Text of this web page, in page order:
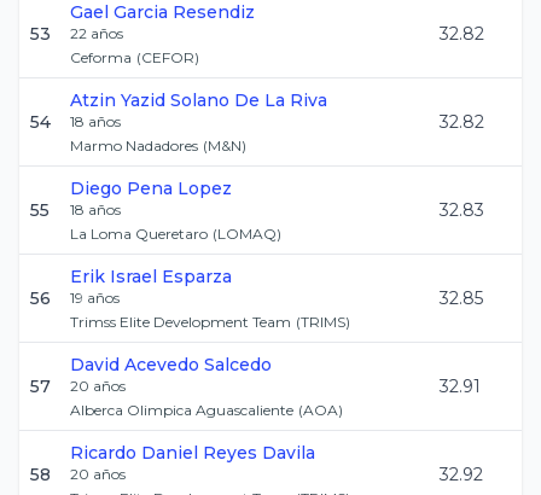
53
Gael Garcia Resendiz
22 años
Ceforma (CEFOR)
32.82
54
Atzin Yazid Solano De La Riva
18 años
Marmo Nadadores (M&N)
32.82
55
Diego Pena Lopez
18 años
La Loma Queretaro (LOMAQ)
32.83
56
Erik Israel Esparza
19 años
Trimss Elite Development Team (TRIMS)
32.85
57
David Acevedo Salcedo
20 años
Alberca Olimpica Aguascaliente (AOA)
32.91
58
Ricardo Daniel Reyes Davila
20 años
32.92